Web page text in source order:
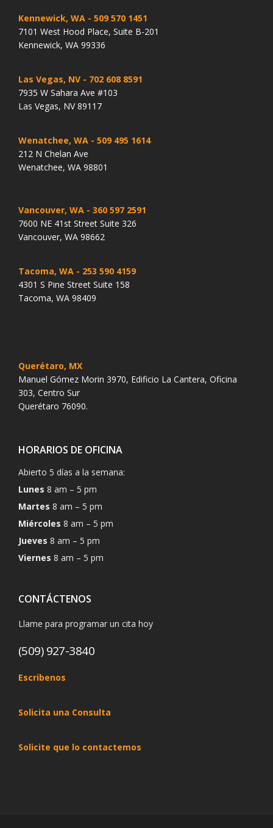
Kennewick, WA - 509 570 1451
7101 West Hood Place, Suite B-201
Kennewick, WA 99336
Las Vegas, NV - 702 608 8591
7935 W Sahara Ave #103
Las Vegas, NV 89117
Wenatchee, WA - 509 495 1614
212 N Chelan Ave
Wenatchee, WA 98801
Vancouver, WA - 360 597 2591
7600 NE 41st Street Suite 326
Vancouver, WA 98662
Tacoma, WA - 253 590 4159
4301 S Pine Street Suite 158
Tacoma, WA 98409
Querétaro, MX
Manuel Gómez Morin 3970, Edificio La Cantera, Oficina
303, Centro Sur
Querétaro 76090.
HORARIOS DE OFICINA
Abierto 5 días a la semana:
Lunes 8 am – 5 pm
Martes 8 am – 5 pm
Miércoles 8 am – 5 pm
Jueves 8 am – 5 pm
Viernes 8 am – 5 pm
CONTÁCTENOS
Llame para programar un cita hoy
(509) 927-3840
Escribenos
Solicita una Consulta
Solicite que lo contactemos